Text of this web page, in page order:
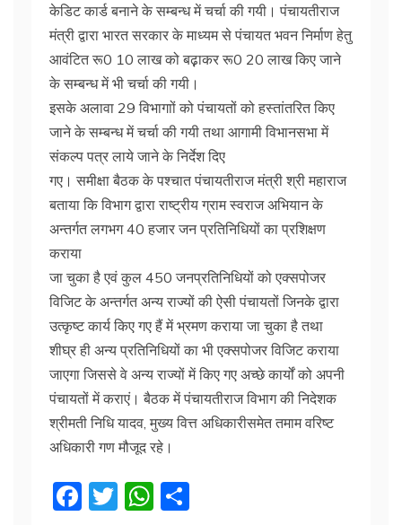
केडिट कार्ड बनाने के सम्बन्ध में चर्चा की गयी। पंचायतीराज
मंत्री द्वारा भारत सरकार के माध्यम से पंचायत भवन निर्माण हेतु
आवंटित रू0 10 लाख को बढ़़ाकर रू0 20 लाख किए जाने
के सम्बन्ध में भी चर्चा की गयी।
इसके अलावा 29 विभागाों को पंचायतों को हस्तांतरित किए
जाने के सम्बन्ध में चर्चा की गयी तथा आगामी विभानसभा में
संकल्प पत्र लाये जाने के निर्देश दिए
गए। समीक्षा बैठक के पश्चात पंचायतीराज मंत्री श्री महाराज
बताया कि विभाग द्वारा राष्ट्रीय ग्राम स्वराज अभियान के
अन्तर्गत लगभग 40 हजार जन प्रतिनिधियों का प्रशिक्षण
कराया
जा चुका है एवं कुल 450 जनप्रतिनिधियों को एक्सपोजर
विजिट के अन्तर्गत अन्य राज्यों की ऐसी पंचायतों जिनके द्वारा
उत्कृष्ट कार्य किए गए हैं में भ्रमण कराया जा चुका है तथा
शीघ्र ही अन्य प्रतिनिधियों का भी एक्सपोजर विजिट कराया
जाएगा जिससे वे अन्य राज्यों में किए गए अच्छे कार्यों को अपनी
पंचायतों में कराएं। बैठक में पंचायतीराज विभाग की निदेशक
श्रीमती निधि यादव, मुख्य वित्त अधिकारीसमेत तमाम वरिष्ट
अधिकारी गण मौजूद रहे।
F
T
W